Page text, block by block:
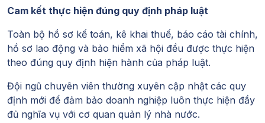
Cam kết thực hiện đúng quy định pháp luật
Toàn bộ hồ sơ kế toán, kê khai thuế, báo cáo tài chính,
hồ sơ lao động và bảo hiểm xã hội đều được thực hiện
theo đúng quy định hiện hành của pháp luật.
Đội ngũ chuyên viên thường xuyên cập nhật các quy
định mới để đảm bảo doanh nghiệp luôn thực hiện đầy
đủ nghĩa vụ với cơ quan quản lý nhà nước.